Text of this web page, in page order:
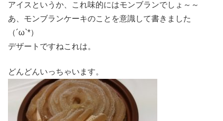
アイスというか、これ味的にはモンブランでしょ～～
あ、モンブランケーキのことを意識して書きました
（´ω`*）
デザートですねこれは。
どんどんいっちゃいます。